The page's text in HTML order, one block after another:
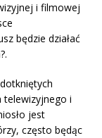
i filmowej
będzie działać
telewizyjnego i
jest
często będąc